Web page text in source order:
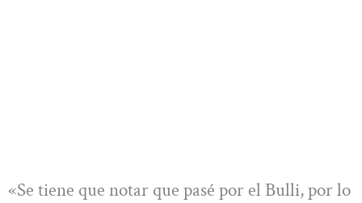
«Se tiene que notar que pasé por el Bulli, por lo